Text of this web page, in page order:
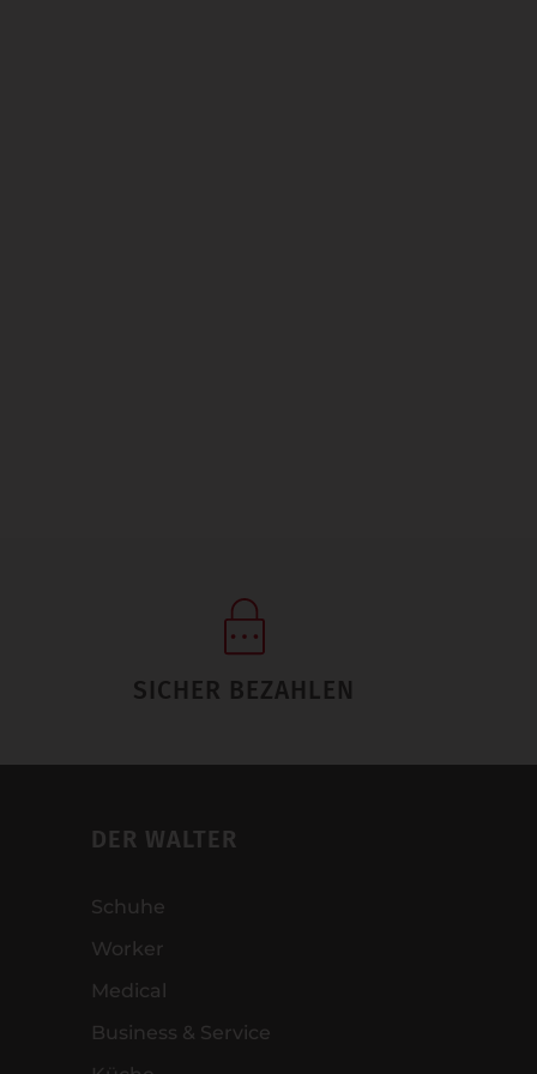
SICHER BEZAHLEN
DER WALTER
Schuhe
Worker
Medical
Business & Service